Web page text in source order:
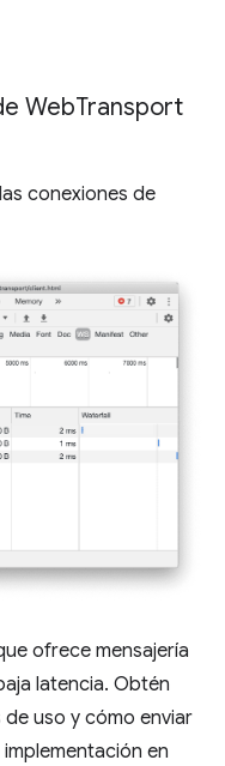
WebTransport
conexiones de
ofrece mensajería
latencia. Obtén
uso y cómo enviar
en